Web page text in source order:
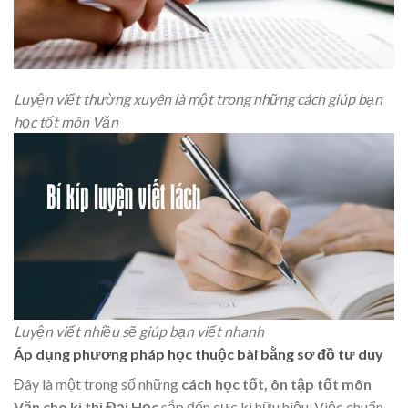
Luyện viết thường xuyên là một trong những cách giúp bạn
học tốt môn Văn
Luyện viết nhiều sẽ giúp bạn viết nhanh
Áp dụng phương pháp học thuộc bài bằng sơ đồ tư duy
Đây là một trong số những cách học tốt, ôn tập tốt môn